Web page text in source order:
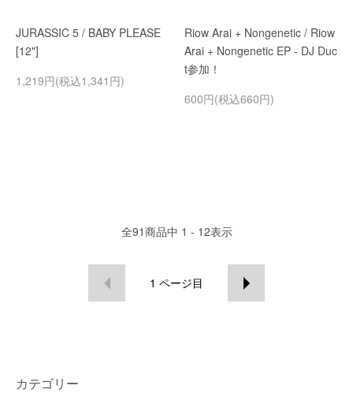
JURASSIC 5 / BABY PLEASE
[12"]
1,219円(税込1,341円)
Riow Arai + Nongenetic / Riow
Arai + Nongenetic EP - DJ Duc
t参加！
600円(税込660円)
全91商品中 1 - 12表示
1 ページ目
カテゴリー